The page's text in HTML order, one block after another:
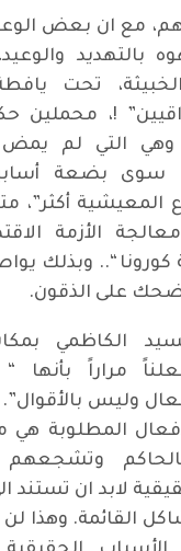
مع ان بعض
بالتهديد
تحت
!، محملين
وهي التي لم
سوى بضعة
المعيشية أكثر”،
الأزمة
كورونا “.. وبذلك
على الذقون.
الكاظمي
مراراً بأنها
وليس
المطلوبة
بالحاكم
لابد ان تستند
القائمة. وهذا